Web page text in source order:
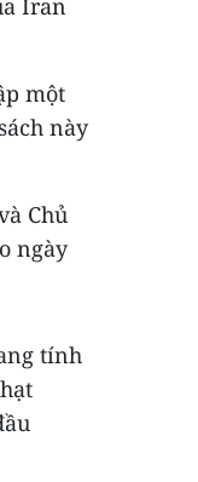
Iran
một
này
Chủ
ngày
tính